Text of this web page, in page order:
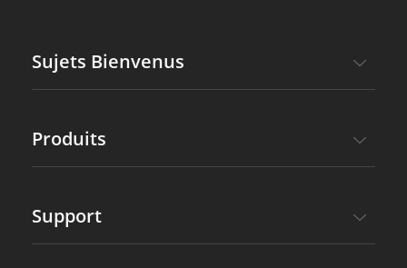
Sujets Bienvenus
Produits
Support